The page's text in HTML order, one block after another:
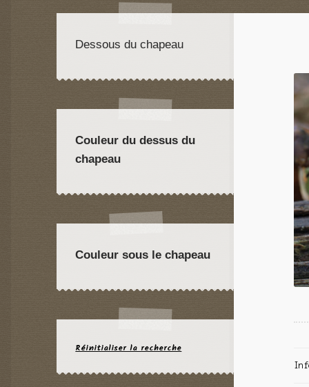
Dessous du chapeau
Couleur du dessus du
chapeau
Couleur sous le chapeau
Réinitialiser la recherche